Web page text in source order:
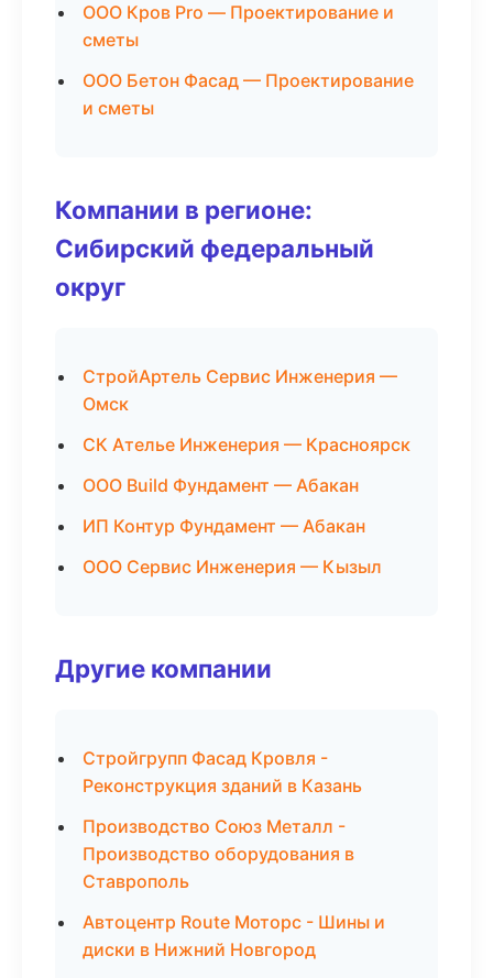
ООО Кров Pro — Проектирование и
сметы
ООО Бетон Фасад — Проектирование
и сметы
Компании в регионе:
Сибирский федеральный
округ
СтройАртель Сервис Инженерия —
Омск
СК Ателье Инженерия — Красноярск
ООО Build Фундамент — Абакан
ИП Контур Фундамент — Абакан
ООО Сервис Инженерия — Кызыл
Другие компании
Стройгрупп Фасад Кровля -
Реконструкция зданий в Казань
Производство Союз Металл -
Производство оборудования в
Ставрополь
Автоцентр Route Моторс - Шины и
диски в Нижний Новгород